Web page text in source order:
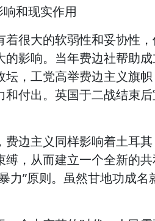
和现实作用
着很大的软弱性和妥协性
的影响。当年费边社帮助
坛，工党高举费边主义旗
和付出。英国于二战结束
费边主义同样影响着土耳
缚，从而建立一个全新的
力”原则。虽然甘地功成